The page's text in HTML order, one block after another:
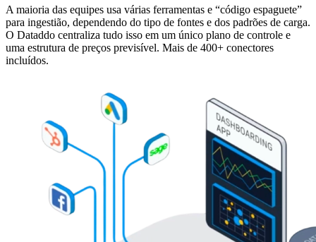
A maioria das equipes usa várias ferramentas e “código espaguete”
para ingestião, dependendo do tipo de fontes e dos padrões de carga.
O Dataddo centraliza tudo isso em um único plano de controle e
uma estrutura de preços previsível. Mais de 400+ conectores
incluídos.